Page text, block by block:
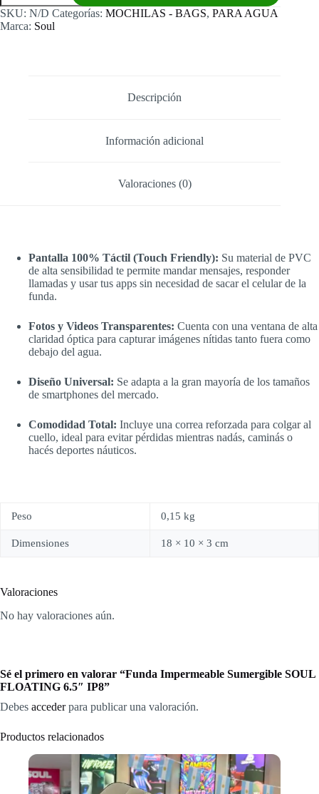
Sumergible
SOUL
FLOATING
SKU: N/D Categorías: MOCHILAS - BAGS, PARA AGUA
Marca: Soul
Descripción
Información adicional
Valoraciones (0)
Pantalla 100% Táctil (Touch Friendly): Su material de PVC
de alta sensibilidad te permite mandar mensajes, responder
llamadas y usar tus apps sin necesidad de sacar el celular de la
funda.
Fotos y Videos Transparentes: Cuenta con una ventana de alta
claridad óptica para capturar imágenes nítidas tanto fuera como
debajo del agua.
Diseño Universal: Se adapta a la gran mayoría de los tamaños
de smartphones del mercado.
Comodidad Total: Incluye una correa reforzada para colgar al
cuello, ideal para evitar pérdidas mientras nadás, caminás o
hacés deportes náuticos.
Peso 0,15 kg
Dimensiones 18 × 10 × 3 cm
Valoraciones
No hay valoraciones aún.
Sé el primero en valorar “Funda Impermeable Sumergible SOUL
FLOATING 6.5″ IP8”
Debes accederpara publicar una valoración.
Productos relacionados